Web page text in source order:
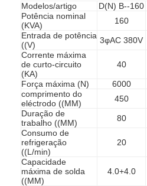
Casa
Produtos
Quem Somos
Fábrica
Controle de Qualidade
Modelos/artigo D(N) B--160
Potência nominal
(KVA)
160
Entrada de potência
((V)
3φAC 380V
Corrente máxima
de curto-circuito
(KA)
40
Força máxima (N) 6000
comprimento do
eléctrodo ((MM)
450
Duração de
trabalho ((MM)
80
Consumo de
refrigeração
((L/min)
20
Capacidade
máxima de solda
((MM)
4.0+4.0